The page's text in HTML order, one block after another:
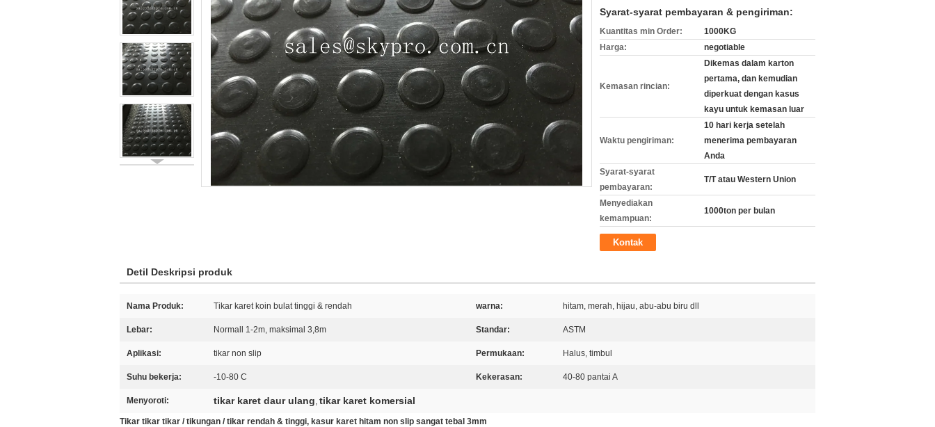
Syarat-syarat pembayaran & pengiriman:
Kuantitas min Order:
1000KG
Harga:
negotiable
Kemasan rincian:
Dikemas dalam karton
pertama, dan kemudian
diperkuat dengan kasus
kayu untuk kemasan luar
Waktu pengiriman:
10 hari kerja setelah
menerima pembayaran
Anda
Syarat-syarat
pembayaran:
T/T atau Western Union
Menyediakan
kemampuan:
1000ton per bulan
Kontak
Detil Deskripsi produk
Nama Produk: Tikar karet koin bulat tinggi & rendah warna: hitam, merah, hijau, abu-abu biru dll
Lebar: Normall 1-2m, maksimal 3,8m Standar: ASTM
Aplikasi: tikar non slip Permukaan: Halus, timbul
Suhu bekerja: -10-80 C Kekerasan: 40-80 pantai A
Menyoroti: tikar karet daur ulang, tikar karet komersial
Tikar tikar tikar / tikungan / tikar rendah & tinggi, kasur karet hitam non slip sangat tebal 3mm